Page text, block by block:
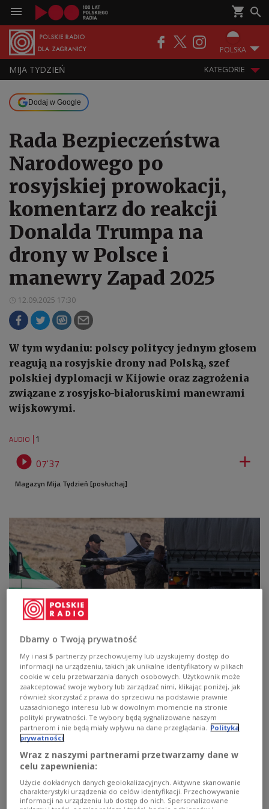
POLSKA
MIJA TYDZIEŃ KATEGORIE
Dodaj w Google
Rada Bezpieczeństwa
Narodowego po
rosyjskiej prowokacji,
komentarz do reakcji
Donalda Trumpa na
drony w Polsce i
manewry Zapad 2025
12.09.2025 17:30
W tym wydaniu: polscy politycy jednym głosem
reagują na rosyjskie drony nad Polską, szef
polskiej dyplomacji w Kijowie oraz zagrożenia
związane z rosyjsko-białoruskimi manewrami
wijskowymi.
AUDIO 1
 07'37 
Magazyn Mija Tydzień [posłuchaj]
Wohy - miejsce upadku rosyjskiego drona Wojtek Jargiło/PAP
Prezydent Karol Nawrocki zwołał w czwartek
Radę Bezpieczeństwa Narodowego po naruszeniu
polskiej przestrzeni powietrznej przez rosyjskie
drony
W posiedzeniu brali udział między innymi
Donald Tusk,szef MON Władysław Kosiniak-
Kamysz, szef MSWiA Marcin Kierwińskioraz
Dbamy o Twoją prywatność
My i nasi5 partnerzy przechowujemy lub uzyskujemy dostęp do
informacji na urządzeniu, takich jak unikalne identyfikatory w plikach
cookie w celu przetwarzania danych osobowych. Użytkownik może
zaakceptować swoje wybory lub zarządzać nimi, klikając poniżej, jak
również skorzystać z prawa do sprzeciwu na podstawie prawnie
uzasadnionego interesu lub w dowolnym momencie na stronie
polityki prywatności. Te wybory będą sygnalizowane naszym
partnerom i nie będą miały wpływu na dane przeglądania.
Polityka
prywatności
Wraz z naszymi partnerami przetwarzamy dane w
celu zapewnienia:
Użycie dokładnych danych geolokalizacyjnych. Aktywne skanowanie
charakterystyki urządzenia do celów identyfikacji. Przechowywanie
informacji na urządzeniu lub dostęp do nich. Spersonalizowane